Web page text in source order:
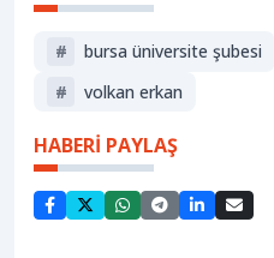
# bursa üniversite şubesi
#
volkan erkan
HABERİ PAYLAŞ